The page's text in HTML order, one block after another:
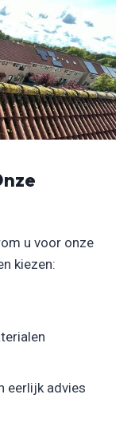
u voor onze
kiezen:
eerlijk advies